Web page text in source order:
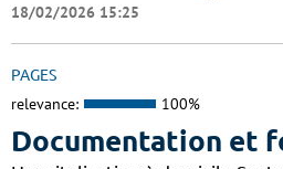
18/02/2026 15:25
PAGES
relevance: 100%
Documentation et